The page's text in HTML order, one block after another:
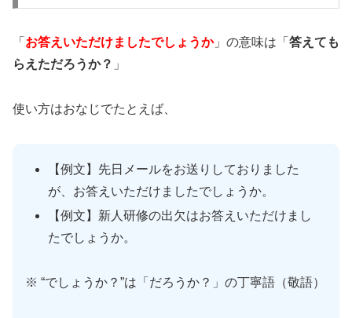
「 お答えいただけましたでしょうか」の意味は「 答えても
らえただろうか？ 」
使い方はおなじでたとえば、
【例文】先日メールをお送りしておりました
が、お答えいただけましたでしょうか。
【例文】新人研修の出欠はお答えいただけまし
たでしょうか。
※ “でしょうか？”は「だろうか？」の丁寧語（敬語）